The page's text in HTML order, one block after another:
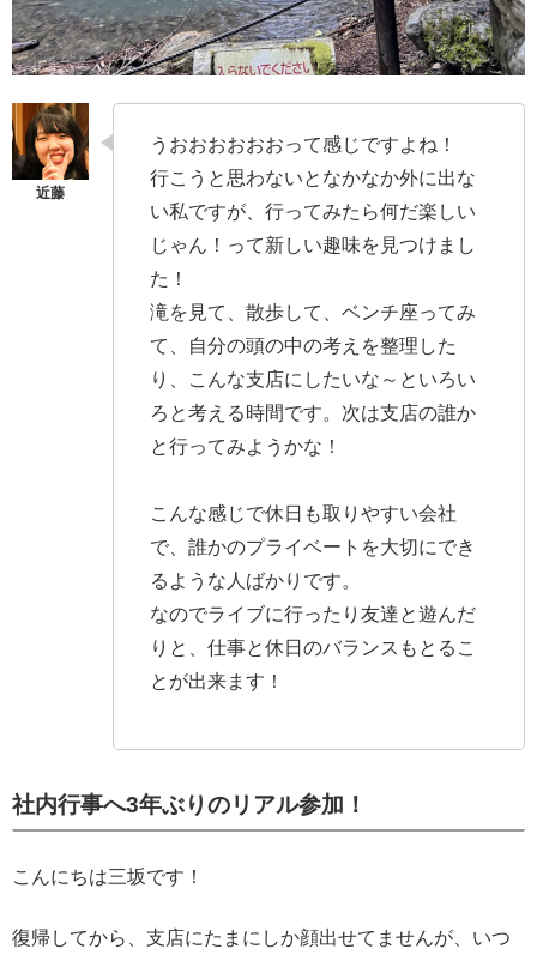
うおおおおおおって感じですよね！
行こうと思わないとなかなか外に出な
い私ですが、行ってみたら何だ楽しい
じゃん！って新しい趣味を見つけまし
た！
滝を見て、散歩して、ベンチ座ってみ
て、自分の頭の中の考えを整理した
り、こんな支店にしたいな～といろい
ろと考える時間です。次は支店の誰か
と行ってみようかな！
こんな感じで休日も取りやすい会社
で、誰かのプライベートを大切にでき
るような人ばかりです。
なのでライブに行ったり友達と遊んだ
りと、仕事と休日のバランスもとるこ
とが出来ます！
社内行事へ3年ぶりのリアル参加！
こんにちは三坂です！
復帰してから、支店にたまにしか顔出せてませんが、いつ